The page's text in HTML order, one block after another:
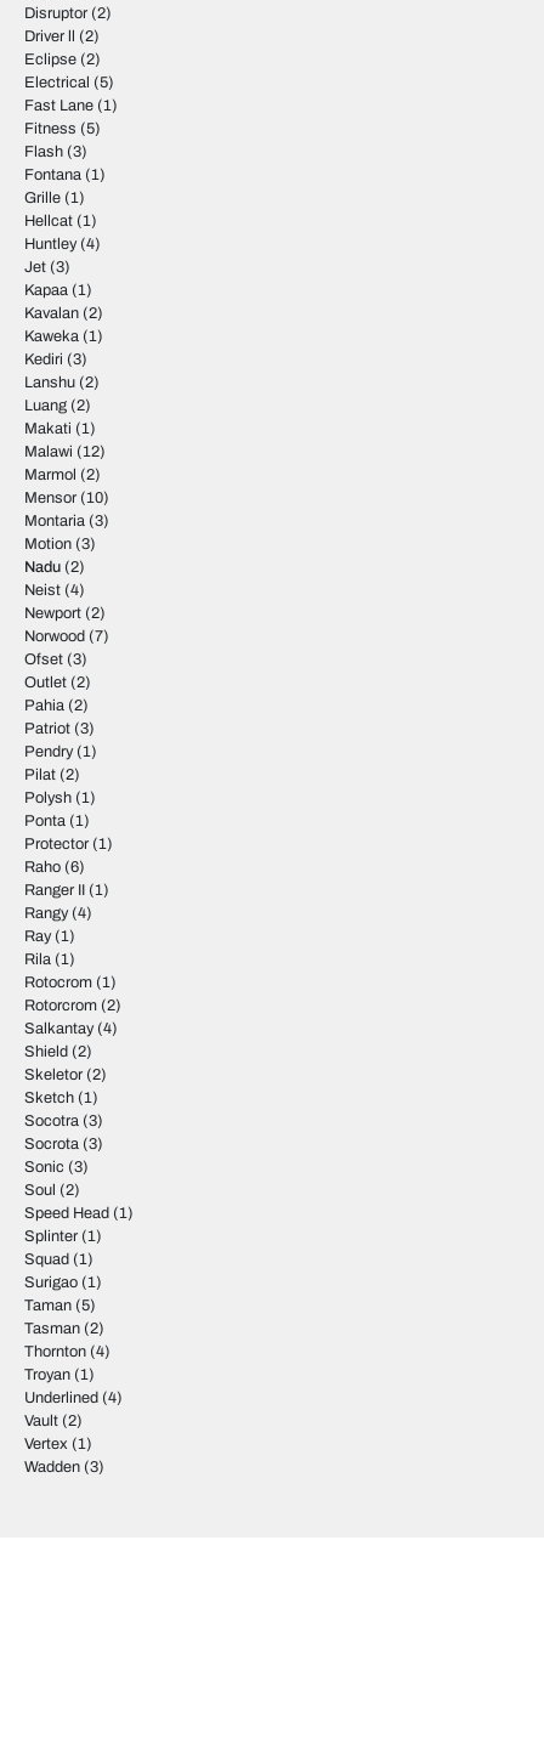
Disruptor (2)
Driver ll
(2)
Eclipse (2)
Electrical (5)
Fast Lane (1)
Fitness (5)
Flash (3)
Fontana (1)
Grille (1)
Hellcat (1)
Huntley(4)
Jet (3)
Kapaa (1)
Kavalan (2)
Kaweka (1)
Kediri (3)
Lanshu (2)
Luang (2)
Makati (1)
Malawi (12)
Marmol (2)
Mensor (10)
Montaria (3)
Motion (3)
Nadu (2)
Neist (4)
Newport (2)
Norwood (7)
Ofset (3)
Outlet (2)
Pahia (2)
Patriot (3)
Pendry(1)
Pilat (2)
Polysh (1)
Ponta (1)
Protector (1)
Raho (6)
Ranger II (1)
Rangy(4)
Ray(1)
Rila (1)
Rotocrom (1)
Rotorcrom (2)
Salkantay(4)
Shield (2)
Skeletor (2)
Sketch (1)
Socotra (3)
Socrota (3)
Sonic (3)
Soul (2)
Speed Head (1)
Splinter (1)
Squad (1)
Surigao (1)
Taman (5)
Tasman (2)
Thornton (4)
Troyan (1)
Underlined (4)
Vault (2)
Vertex (1)
Wadden (3)